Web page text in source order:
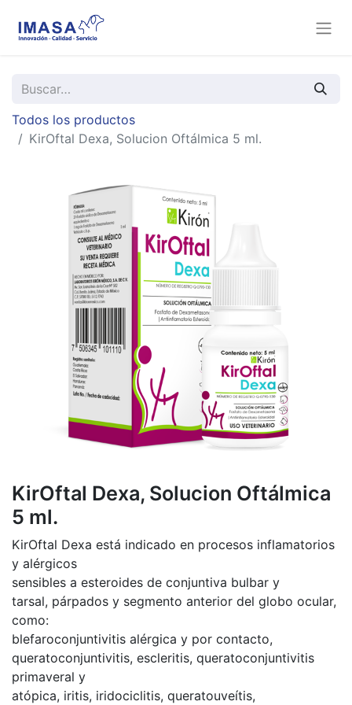
Todos los productos
KirOftal Dexa, Solucion Oftálmica 5 ml.
KirOftal Dexa, Solucion Oftálmica
5 ml.
KirOftal Dexa está indicado en procesos inflamatorios
y alérgicos
sensibles a esteroides de conjuntiva bulbar y
tarsal, párpados y segmento anterior del globo ocular,
como:
blefaroconjuntivitis alérgica y por contacto,
queratoconjuntivitis, escleritis, queratoconjuntivitis
primaveral y
atópica, iritis, iridociclitis, queratouveítis,